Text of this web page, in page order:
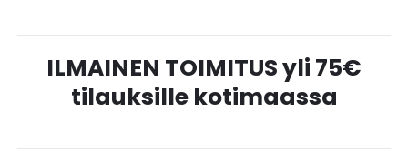
ILMAINEN TOIMITUS yli 75€
tilauksille kotimaassa